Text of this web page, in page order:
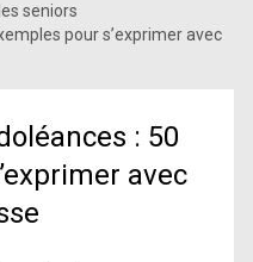
seniors
pour s’exprimer avec
: 50
avec